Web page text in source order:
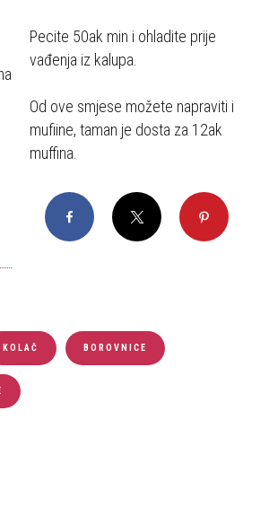
Pecite 50ak min i ohladite prije
vađenja iz kalupa.
Od ove smjese možete napraviti i
mufiine, taman je dosta za 12ak
muffina.
Facebook X Pinterest
KOLAČ BOROVNICE